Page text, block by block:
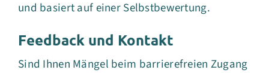
und basiert auf einer Selbstbewertung.
Feedback und Kontakt
Sind Ihnen Mängel beim barrierefreien Zugang